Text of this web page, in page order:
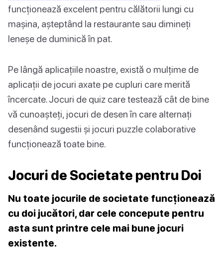
funcționează excelent pentru călătorii lungi cu
mașina, așteptând la restaurante sau dimineți
leneșe de duminică în pat.
Pe lângă aplicațiile noastre, există o mulțime de
aplicații de jocuri axate pe cupluri care merită
încercate. Jocuri de quiz care testează cât de bine
vă cunoașteți, jocuri de desen în care alternați
desenând sugestii și jocuri puzzle colaborative
funcționează toate bine.
Jocuri de Societate pentru Doi
Nu toate jocurile de societate funcționează
cu doi jucători, dar cele concepute pentru
asta sunt printre cele mai bune jocuri
existente.